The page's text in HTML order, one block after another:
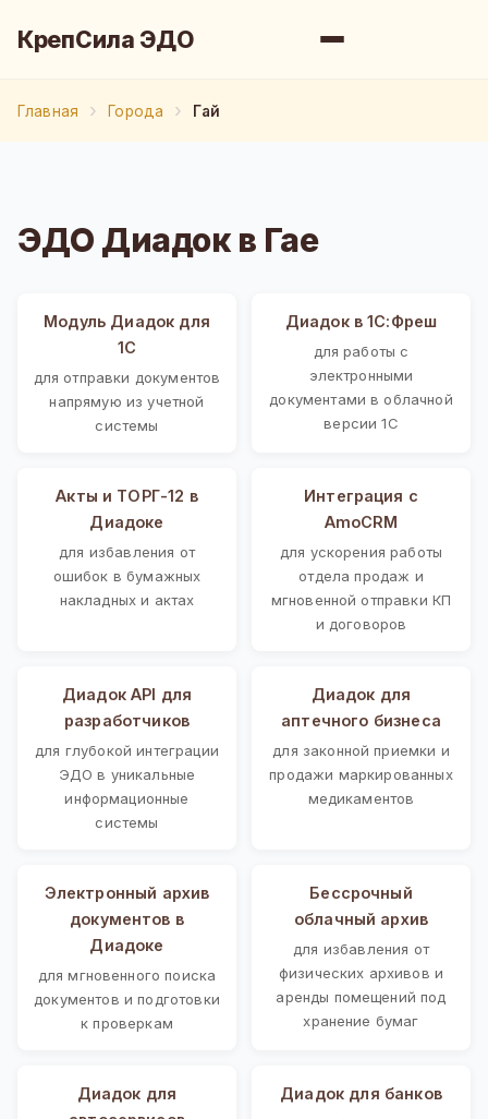
КрепСила ЭДО
Главная Города Гай
ЭДО Диадок в Гае
Модуль Диадок для
1С
для отправки документов
напрямую из учетной
системы
Диадок в 1С:Фреш
для работы с
электронными
документами в облачной
версии 1С
Акты и ТОРГ-12 в
Диадоке
для избавления от
ошибок в бумажных
накладных и актах
Интеграция с
AmoCRM
для ускорения работы
отдела продаж и
мгновенной отправки КП
и договоров
Диадок API для
разработчиков
для глубокой интеграции
ЭДО в уникальные
информационные
системы
Диадок для
аптечного бизнеса
для законной приемки и
продажи маркированных
медикаментов
Электронный архив
документов в
Диадоке
для мгновенного поиска
документов и подготовки
к проверкам
Бессрочный
облачный архив
для избавления от
физических архивов и
аренды помещений под
хранение бумаг
Диадок для
Диадок для банков